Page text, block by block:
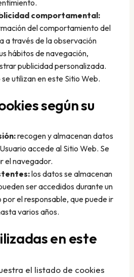
comportamental:
del comportamiento del
a través de la observación
hábitos de navegación,
publicidad personalizada.
utilizan en este Sitio Web.
según su
recogen y almacenan datos
accede al Sitio Web. Se
el navegador.
los datos se almacenan
ser accedidos durante un
el responsable, que puede ir
varios años.
en este
el listado de cookies